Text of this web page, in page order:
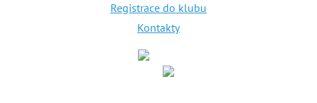
Registrace do klubu
Kontakty